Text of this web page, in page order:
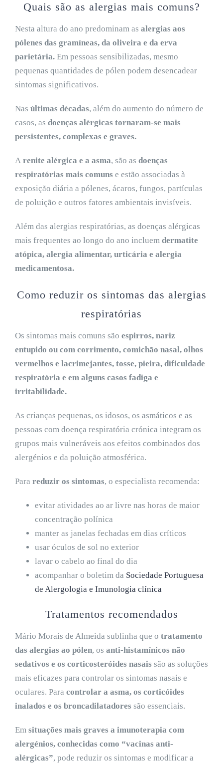
Quais são as alergias mais comuns?
Nesta altura do ano predominam as alergias aos
pólenes das gramíneas, da oliveira e da erva
parietária. Em pessoas sensibilizadas, mesmo
pequenas quantidades de pólen podem desencadear
sintomas significativos.
Nas últimas décadas, além do aumento do número de
casos, as doenças alérgicas tornaram-se mais
persistentes, complexas e graves.
A renite alérgica e a asma, são as doenças
respiratórias mais comuns e estão associadas à
exposição diária a pólenes, ácaros, fungos, partículas
de poluição e outros fatores ambientais invisíveis.
Além das alergias respiratórias, as doenças alérgicas
mais frequentes ao longo do ano incluem dermatite
atópica, alergia alimentar, urticária e alergia
medicamentosa.
Como reduzir os sintomas das alergias
respiratórias
Os sintomas mais comuns são espirros, nariz
entupido ou com corrimento, comichão nasal, olhos
vermelhos e lacrimejantes, tosse, pieira, dificuldade
respiratória e em alguns casos fadiga e
irritabilidade.
As crianças pequenas, os idosos, os asmáticos e as
pessoas com doença respiratória crónica integram os
grupos mais vulneráveis aos efeitos combinados dos
alergénios e da poluição atmosférica.
Para reduzir os sintomas, o especialista recomenda:
evitar atividades ao ar livre nas horas de maior
concentração polínica
manter as janelas fechadas em dias críticos
usar óculos de sol no exterior
lavar o cabelo ao final do dia
acompanhar o boletim da Sociedade Portuguesa
de Alergologia e Imunologia clínica
Tratamentos recomendados
Mário Morais de Almeida sublinha que o tratamento
das alergias ao pólen, os anti-histamínicos não
sedativos e os corticosteróides nasais são as soluções
mais eficazes para controlar os sintomas nasais e
oculares. Para controlar a asma, os corticóides
inalados e os broncadilatadores são essenciais.
Em situações mais graves a imunoterapia com
alergénios, conhecidas como “vacinas anti-
alérgicas”, pode reduzir os sintomas e modificar a